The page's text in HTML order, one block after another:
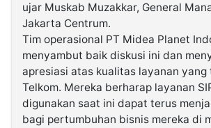
ujar Muskab Muzakkar, General
Jakarta Centrum.
Tim operasional PT Midea Planet
menyambut baik diskusi ini dan
apresiasi atas kualitas layanan
Telkom. Mereka berharap layanan
digunakan saat ini dapat terus
bagi pertumbuhan bisnis mereka di